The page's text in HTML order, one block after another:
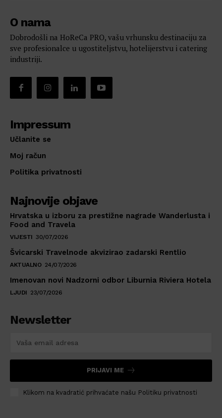
O nama
Dobrodošli na HoReCa PRO, vašu vrhunsku destinaciju za
sve profesionalce u ugostiteljstvu, hotelijerstvu i catering
industriji.
Impressum
Učlanite se
Moj račun
Politika privatnosti
Najnovije objave
Hrvatska u izboru za prestižne nagrade Wanderlusta i
Food and Travela
VIJESTI 30/07/2026
Švicarski Travelnode akvizirao zadarski Rentlio
AKTUALNO 24/07/2026
Imenovan novi Nadzorni odbor Liburnia Riviera Hotela
LJUDI 23/07/2026
Newsletter
PRIJAVI ME
Klikom na kvadratić prihvaćate našu Politiku privatnosti